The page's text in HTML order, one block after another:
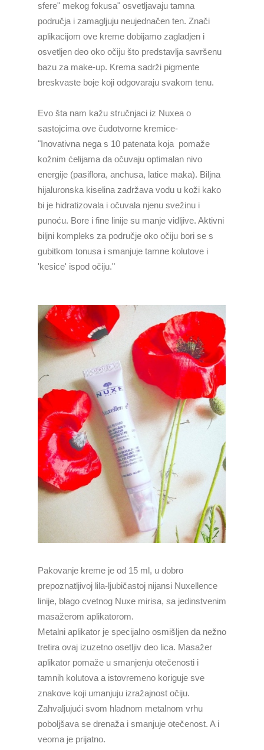
sfere" mekog fokusa" osvetljavaju tamna
područja i zamagljuju neujednačen ten. Znači
aplikacijom ove kreme dobijamo zagladjen i
osvetljen deo oko očiju što predstavlja savršenu
bazu za make-up. Krema sadrži pigmente
breskvaste boje koji odgovaraju svakom tenu.
Evo šta nam kažu stručnjaci iz Nuxea o
sastojcima ove čudotvorne kremice-
"Inovativna nega s 10 patenata koja pomaže
kožnim ćelijama da očuvaju optimalan nivo
energije (pasiflora, anchusa, latice maka). Biljna
hijaluronska kiselina zadržava vodu u koži kako
bi je hidratizovala i očuvala njenu svežinu i
punoću. Bore i fine linije su manje vidljive. Aktivni
biljni kompleks za područje oko očiju bori se s
gubitkom tonusa i smanjuje tamne kolutove i
'kesice' ispod očiju."
Pakovanje kreme je od 15 ml, u dobro
prepoznatljivoj lila-ljubičastoj nijansi Nuxellence
linije, blago cvetnog Nuxe mirisa, sa jedinstvenim
masažerom aplikatorom.
Metalni aplikator je specijalno osmišljen da nežno
tretira ovaj izuzetno osetljiv deo lica. Masažer
aplikator pomaže u smanjenju otečenosti i
tamnih kolutova a istovremeno koriguje sve
znakove koji umanjuju izražajnost očiju.
Zahvaljujući svom hladnom metalnom vrhu
poboljšava se drenaža i smanjuje otečenost. A i
veoma je prijatno.